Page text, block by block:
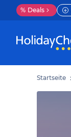
% Deals
Startseite